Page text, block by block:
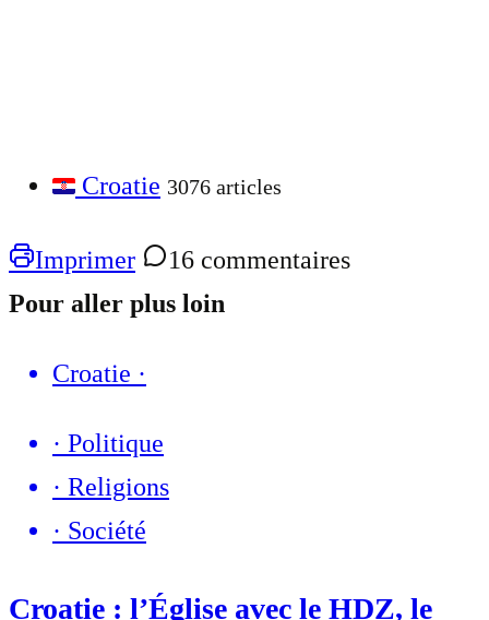
Croatie 3076 articles
Imprimer
16 commentaires
Pour aller plus loin
Croatie ·
· Politique
· Religions
· Société
Croatie : l’Église avec le HDZ, le